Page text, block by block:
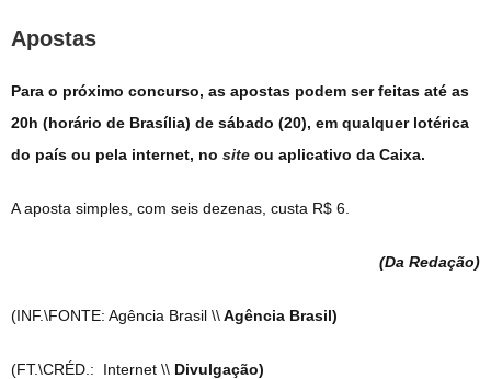
Apostas
Para o próximo concurso, as apostas podem ser feitas até as
20h (horário de Brasília) de sábado (20), em qualquer lotérica
do país ou pela internet, no site ou aplicativo da Caixa.
A aposta simples, com seis dezenas, custa R$ 6.
(Da Redação)
(INF.\FONTE: Agência Brasil \\Agência Brasil)
(FT.\CRÉD.: Internet \\ Divulgação)